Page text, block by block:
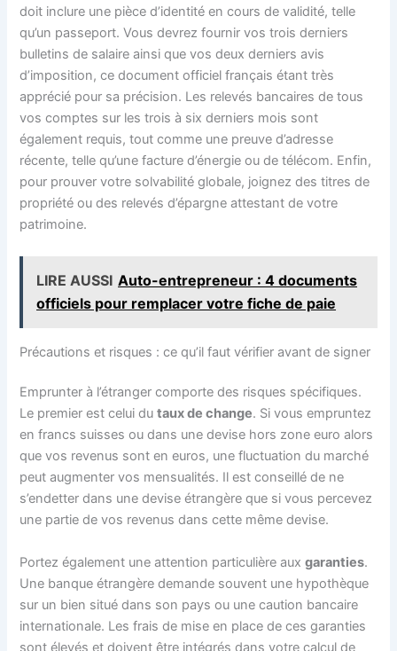
doit inclure une pièce d’identité en cours de validité, telle
qu’un passeport. Vous devrez fournir vos trois derniers
bulletins de salaire ainsi que vos deux derniers avis
d’imposition, ce document officiel français étant très
apprécié pour sa précision. Les relevés bancaires de tous
vos comptes sur les trois à six derniers mois sont
également requis, tout comme une preuve d’adresse
récente, telle qu’une facture d’énergie ou de télécom. Enfin,
pour prouver votre solvabilité globale, joignez des titres de
propriété ou des relevés d’épargne attestant de votre
patrimoine.
LIRE AUSSI Auto-entrepreneur : 4 documents
officiels pour remplacer votre fiche de paie
Précautions et risques : ce qu’il faut vérifier avant de signer
Emprunter à l’étranger comporte des risques spécifiques.
Le premier est celui dutaux de change. Si vous empruntez
en francs suisses ou dans une devise hors zone euro alors
que vos revenus sont en euros, une fluctuation du marché
peut augmenter vos mensualités. Il est conseillé de ne
s’endetter dans une devise étrangère que si vous percevez
une partie de vos revenus dans cette même devise.
Portez également une attention particulière auxgaranties.
Une banque étrangère demande souvent une hypothèque
sur un bien situé dans son pays ou une caution bancaire
internationale. Les frais de mise en place de ces garanties
sont élevés et doivent être intégrés dans votre calcul de